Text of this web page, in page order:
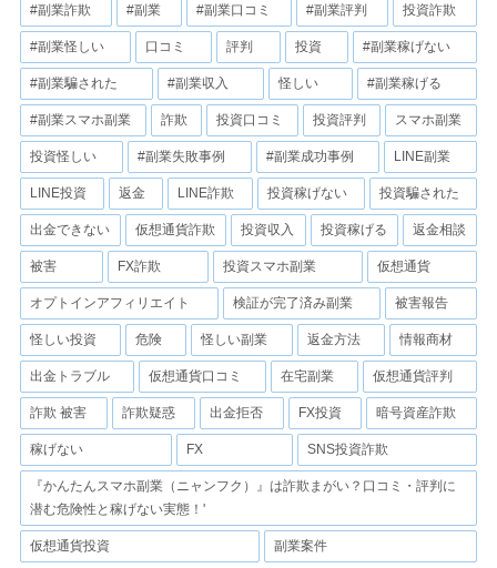
#副業詐欺 #副業 #副業口コミ #副業評判 投資詐欺
#副業怪しい 口コミ 評判 投資 #副業稼げない
#副業騙された #副業収入 怪しい #副業稼げる
#副業スマホ副業 詐欺 投資口コミ 投資評判 スマホ副業
投資怪しい #副業失敗事例 #副業成功事例 LINE副業
LINE投資 返金 LINE詐欺 投資稼げない 投資騙された
出金できない 仮想通貨詐欺 投資収入 投資稼げる 返金相談
被害 FX詐欺 投資スマホ副業 仮想通貨
オプトインアフィリエイト 検証が完了済み副業 被害報告
怪しい投資 危険 怪しい副業 返金方法 情報商材
出金トラブル 仮想通貨口コミ 在宅副業 仮想通貨評判
詐欺 被害 詐欺疑惑 出金拒否 FX投資 暗号資産詐欺
稼げない FX SNS投資詐欺
『かんたんスマホ副業（ニャンフク）』は詐欺まがい？口コミ・評判に
潜む危険性と稼げない実態！'
仮想通貨投資 副業案件